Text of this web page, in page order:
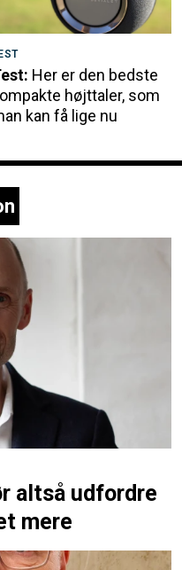
Her er den bedste
højttaler, som
kan få lige nu
altså udfordre
mere